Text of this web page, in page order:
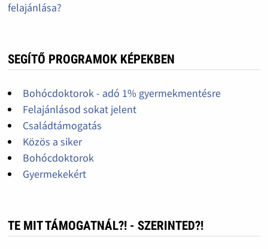
felajánlása?
SEGÍTŐ PROGRAMOK KÉPEKBEN
Bohócdoktorok - adó 1% gyermekmentésre
Felajánlásod sokat jelent
Családtámogatás
Közös a siker
Bohócdoktorok
Gyermekekért
TE MIT TÁMOGATNÁL?! - SZERINTED?!